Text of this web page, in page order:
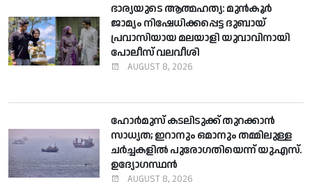
ഭാര്യയുടെ ആത്മഹത്യ: മുന്‍കൂര്‍
ജാമ്യം നിഷേധിക്കപ്പെട്ട ദുബായ്
പ്രവാസിയായ മലയാളി യുവാവിനായി
പോലീസ് വലവീശി
AUGUST 8, 2026
ഹോര്‍മുസ് കടലിടുക്ക് തുറക്കാന്‍
സാധ്യത; ഇറാനും ഒമാനും തമ്മിലുള്ള
ചര്‍ച്ചകളില്‍ പുരോഗതിയെന്ന് യു.എസ്.
ഉദ്യോഗസ്ഥന്‍
AUGUST 8, 2026